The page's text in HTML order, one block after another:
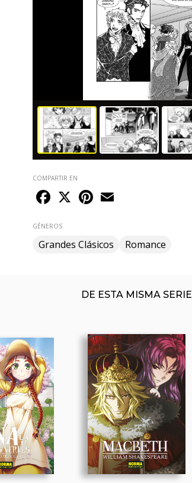
COMPARTIR EN
Facebook
X Pinterest
GÉNEROS
Grandes Clásicos Romance
DE ESTA MISMA SERIE